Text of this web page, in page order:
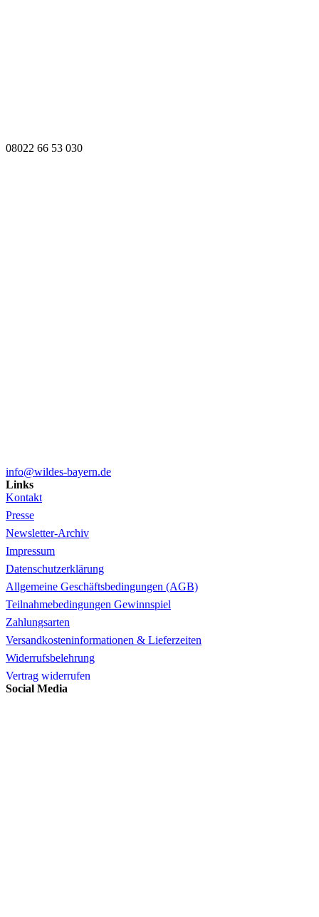
08022 66 53 030
info@wildes-bayern.de
Links
Kontakt
Presse
Newsletter-Archiv
Impressum
Datenschutzerklärung
Allgemeine Geschäftsbedingungen (AGB)
Teilnahmebedingungen Gewinnspiel
Zahlungsarten
Versandkosteninformationen & Lieferzeiten
Widerrufsbelehrung
Vertrag widerrufen
Social Media